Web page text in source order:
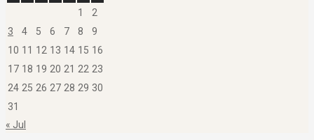
1
2
3
4 5 6 7 8
9
10 11 12 13 14 15 16
17 18 19 20 21 22 23
24 25 26 27 28 29 30
31
« Jul